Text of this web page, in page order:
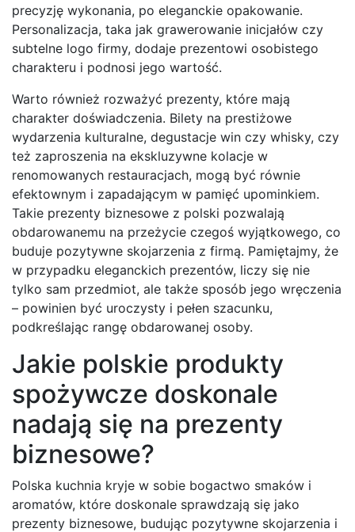
precyzję wykonania, po eleganckie opakowanie.
Personalizacja, taka jak grawerowanie inicjałów czy
subtelne logo firmy, dodaje prezentowi osobistego
charakteru i podnosi jego wartość.
Warto również rozważyć prezenty, które mają
charakter doświadczenia. Bilety na prestiżowe
wydarzenia kulturalne, degustacje win czy whisky, czy
też zaproszenia na ekskluzywne kolacje w
renomowanych restauracjach, mogą być równie
efektownym i zapadającym w pamięć upominkiem.
Takie prezenty biznesowe z polski pozwalają
obdarowanemu na przeżycie czegoś wyjątkowego, co
buduje pozytywne skojarzenia z firmą. Pamiętajmy, że
w przypadku eleganckich prezentów, liczy się nie
tylko sam przedmiot, ale także sposób jego wręczenia
– powinien być uroczysty i pełen szacunku,
podkreślając rangę obdarowanej osoby.
Jakie polskie produkty
spożywcze doskonale
nadają się na prezenty
biznesowe?
Polska kuchnia kryje w sobie bogactwo smaków i
aromatów, które doskonale sprawdzają się jako
prezenty biznesowe, budując pozytywne skojarzenia i